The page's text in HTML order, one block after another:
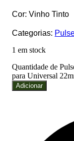
Cor: Vinho Tinto
Categorias:
1 em stock
Quantidade de
para Universal
Adicionar